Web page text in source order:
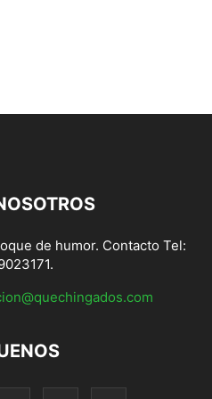
de humor. Contacto Tel: